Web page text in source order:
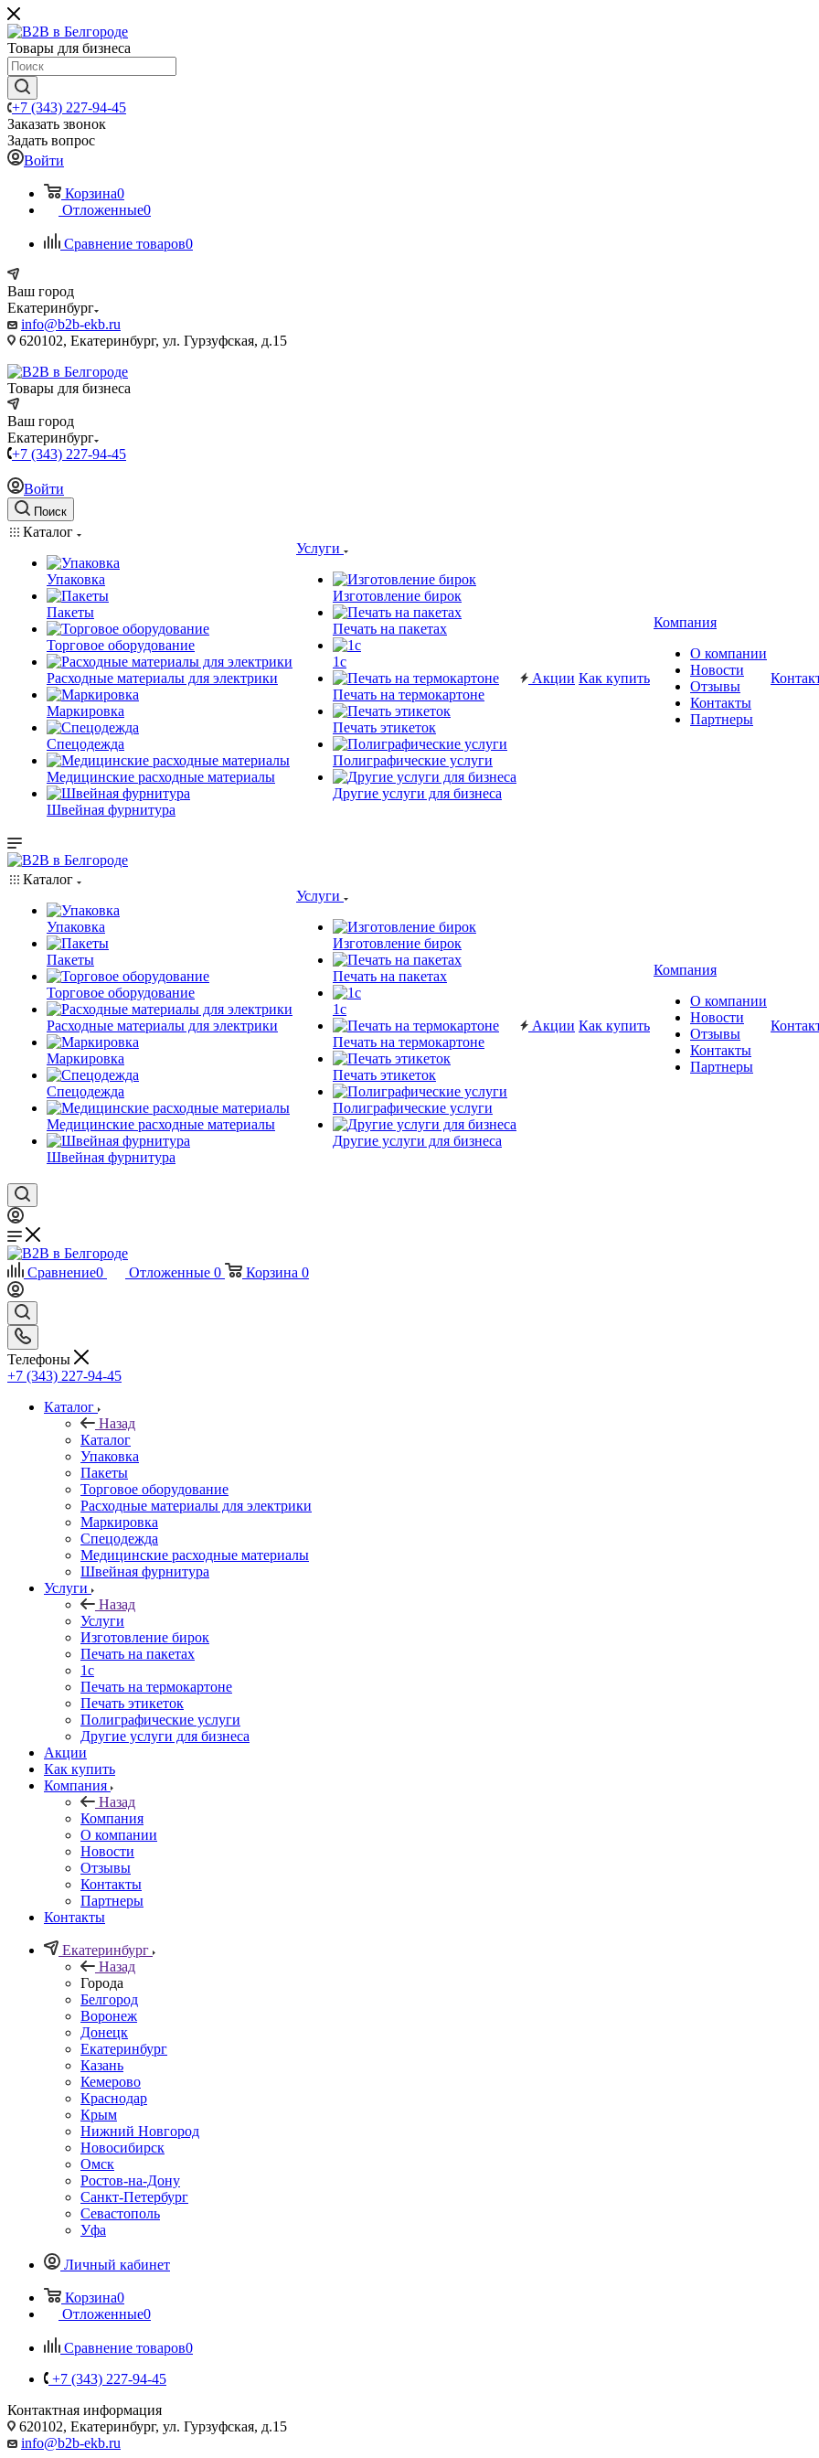
Товары для бизнеса
+7 (343) 227-94-45
Заказать звонок
Задать вопрос
Войти
Корзина0
Отложенные0
Сравнение товаров0
Ваш город
Екатеринбург
info@b2b-ekb.ru
620102, Екатеринбург, ул. Гурзуфская, д.15
Товары для бизнеса
Ваш город
Екатеринбург
+7 (343) 227-94-45
Войти
Поиск
Каталог
Упаковка
Пакеты
Торговое оборудование
Расходные материалы для электрики
Маркировка
Спецодежда
Медицинские расходные материалы
Швейная фурнитура
Услуги
Изготовление бирок
Печать на пакетах
1c
Печать на термокартоне
Печать этикеток
Полиграфические услуги
Другие услуги для бизнеса
Акции Как купить
Компания
О компании
Новости
Отзывы
Контакты
Партнеры
Каталог
Упаковка
Пакеты
Торговое оборудование
Расходные материалы для электрики
Маркировка
Спецодежда
Медицинские расходные материалы
Швейная фурнитура
Услуги
Изготовление бирок
Печать на пакетах
1c
Печать на термокартоне
Печать этикеток
Полиграфические услуги
Другие услуги для бизнеса
Акции Как купить
Компания
О компании
Новости
Отзывы
Контакты
Партнеры
Сравнение0 Отложенные 0 Корзина 0
Телефоны
+7 (343) 227-94-45
Каталог
Назад
Каталог
Упаковка
Пакеты
Торговое оборудование
Расходные материалы для электрики
Маркировка
Спецодежда
Медицинские расходные материалы
Швейная фурнитура
Услуги
Назад
Услуги
Изготовление бирок
Печать на пакетах
1c
Печать на термокартоне
Печать этикеток
Полиграфические услуги
Другие услуги для бизнеса
Акции
Как купить
Компания
Назад
Компания
О компании
Новости
Отзывы
Контакты
Партнеры
Контакты
Екатеринбург
Назад
Города
Белгород
Воронеж
Донецк
Екатеринбург
Казань
Кемерово
Краснодар
Крым
Нижний Новгород
Новосибирск
Омск
Ростов-на-Дону
Санкт-Петербург
Севастополь
Уфа
Личный кабинет
Корзина0
Отложенные0
Сравнение товаров0
+7 (343) 227-94-45
Контактная информация
620102, Екатеринбург, ул. Гурзуфская, д.15
info@b2b-ekb.ru